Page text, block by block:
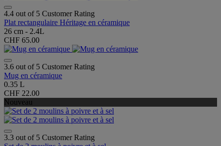
4.4 out of 5 Customer Rating
Plat rectangulaire Héritage en céramique
26 cm - 2.4L
CHF 65.00
3.6 out of 5 Customer Rating
Mug en céramique
0.35 L
CHF 22.00
Nouveau
3.3 out of 5 Customer Rating